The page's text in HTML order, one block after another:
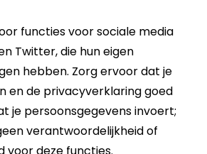
functies voor sociale media
Twitter, die hun eigen
hebben. Zorg ervoor dat je
en de privacyverklaring goed
je persoonsgegevens invoert;
verantwoordelijkheid of